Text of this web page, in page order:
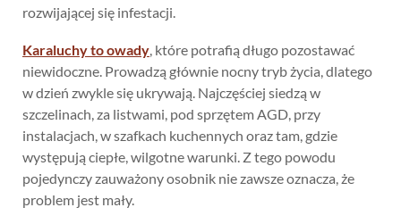
rozwijającej się infestacji.
Karaluchy to owady, które potrafią długo pozostawać
niewidoczne. Prowadzą głównie nocny tryb życia, dlatego
w dzień zwykle się ukrywają. Najczęściej siedzą w
szczelinach, za listwami, pod sprzętem AGD, przy
instalacjach, w szafkach kuchennych oraz tam, gdzie
występują ciepłe, wilgotne warunki. Z tego powodu
pojedynczy zauważony osobnik nie zawsze oznacza, że
problem jest mały.